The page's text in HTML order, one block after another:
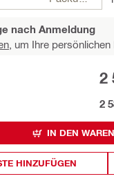
nach Anmeldung
um Ihre persönlichen
2
2
IN DEN
HINZUFÜGEN